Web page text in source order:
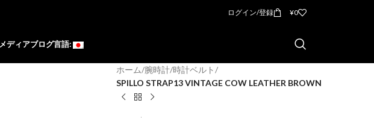
ログイン/登録 ¥0
メディアブログ言語:
ホーム/腕時計/時計ベルト/
SPILLO STRAP13 VINTAGE COW LEATHER BROWN